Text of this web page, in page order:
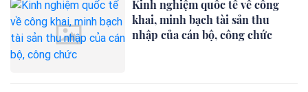
Kinh nghiệm quốc tế về công
khai, minh bạch tài sản thu
nhập của cán bộ, công chức